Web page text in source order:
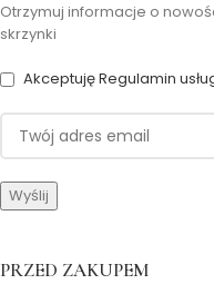
Otrzymuj informacje o
skrzynki
Akceptuję Regulamin
PRZED ZAKUPEM